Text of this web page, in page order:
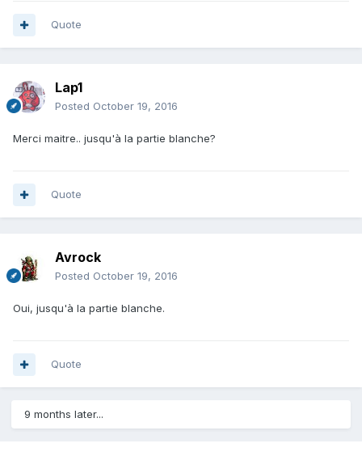
Quote
Lap1
Posted October 19, 2016
Merci maitre.. jusqu'à la partie blanche?
Quote
Avrock
Posted October 19, 2016
Oui, jusqu'à la partie blanche.
Quote
9 months later...